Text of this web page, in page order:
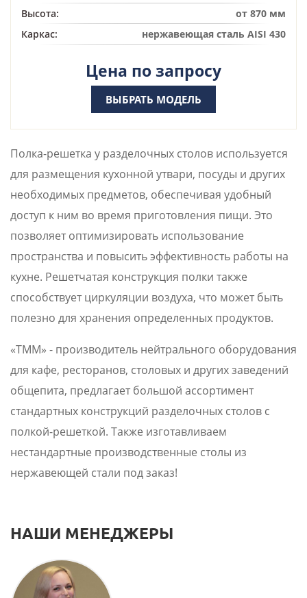
Высота:
от 870 мм
Каркас:
нержавеющая сталь AISI 430
Цена по запросу
ВЫБРАТЬ МОДЕЛЬ
Полка-решетка у разделочных столов используется
для размещения кухонной утвари, посуды и других
необходимых предметов, обеспечивая удобный
доступ к ним во время приготовления пищи. Это
позволяет оптимизировать использование
пространства и повысить эффективность работы на
кухне. Решетчатая конструкция полки также
способствует циркуляции воздуха, что может быть
полезно для хранения определенных продуктов.
«ТММ» - производитель нейтрального оборудования
для кафе, ресторанов, столовых и других заведений
общепита, предлагает большой ассортимент
стандартных конструкций разделочных столов с
полкой-решеткой. Также изготавливаем
нестандартные производственные столы из
нержавеющей стали под заказ!
НАШИ МЕНЕДЖЕРЫ